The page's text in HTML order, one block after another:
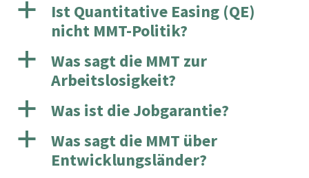
a
Ist Quantitative Easing (QE)
nicht MMT-Politik?
a
Was sagt die MMT zur
Arbeitslosigkeit?
a Was ist die Jobgarantie?
a
Was sagt die MMT über
Entwicklungsländer?